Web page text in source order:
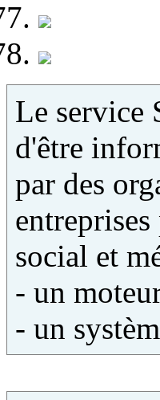
Le service
d'être
par des
social et
- un
- un